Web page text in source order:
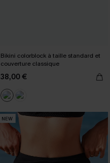
Bikini colorblock à taille standard et
couverture classique
38,00 €
NEW